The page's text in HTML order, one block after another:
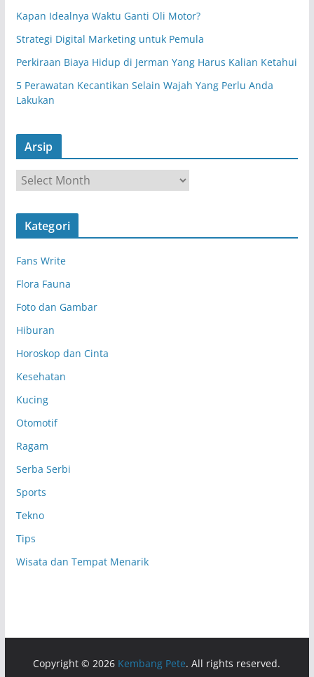
Kapan Idealnya Waktu Ganti Oli Motor?
Strategi Digital Marketing untuk Pemula
Perkiraan Biaya Hidup di Jerman Yang Harus Kalian Ketahui
5 Perawatan Kecantikan Selain Wajah Yang Perlu Anda
Lakukan
Arsip
r
s
Kategori
Fans Write
Flora Fauna
Foto dan Gambar
Hiburan
Horoskop dan Cinta
Kesehatan
Kucing
Otomotif
Ragam
Serba Serbi
Sports
Tekno
Tips
Wisata dan Tempat Menarik
Copyright © 2026 Kembang Pete. All rights reserved.